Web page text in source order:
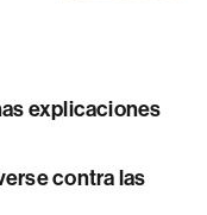
explicaciones
contra las